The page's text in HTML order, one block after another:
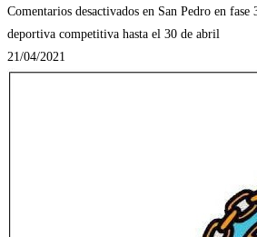
Comentarios desactivados en San Pedro en
deportiva competitiva hasta el 30 de abril
21/04/2021